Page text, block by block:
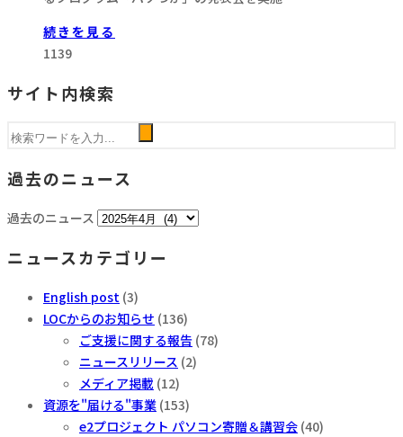
続きを見る
1139
サイト内検索
過去のニュース
過去のニュース
ニュースカテゴリー
English post (3)
LOCからのお知らせ (136)
ご支援に関する報告 (78)
ニュースリリース (2)
メディア掲載 (12)
資源を"届ける"事業 (153)
e2プロジェクト パソコン寄贈＆講習会 (40)